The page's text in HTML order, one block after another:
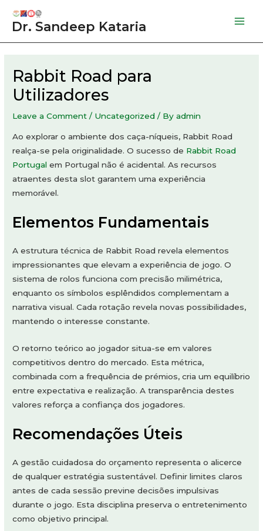
Dr. Sandeep Kataria
Rabbit Road para
Utilizadores
Leave a Comment / Uncategorized / Byadmin
Ao explorar o ambiente dos caça-níqueis, Rabbit Road
realça-se pela originalidade. O sucesso de Rabbit Road
Portugal em Portugal não é acidental. As recursos
atraentes desta slot garantem uma experiência
memorável.
Elementos Fundamentais
A estrutura técnica de Rabbit Road revela elementos
impressionantes que elevam a experiência de jogo. O
sistema de rolos funciona com precisão milimétrica,
enquanto os símbolos esplêndidos complementam a
narrativa visual. Cada rotação revela novas possibilidades,
mantendo o interesse constante.
O retorno teórico ao jogador situa-se em valores
competitivos dentro do mercado. Esta métrica,
combinada com a frequência de prémios, cria um equilíbrio
entre expectativa e realização. A transparência destes
valores reforça a confiança dos jogadores.
Recomendações Úteis
A gestão cuidadosa do orçamento representa o alicerce
de qualquer estratégia sustentável. Definir limites claros
antes de cada sessão previne decisões impulsivas
durante o jogo. Esta disciplina preserva o entretenimento
como objetivo principal.